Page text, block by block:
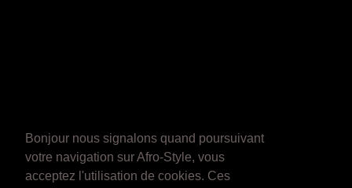
Bonjour nous signalons quand poursuivant
votre navigation sur Afro-Style, vous
acceptez l'utilisation de cookies. Ces